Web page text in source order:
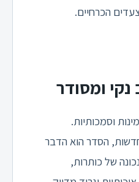
הכרחיים.
ומסודר
וסמכותיות.
הסדר הוא הדבר
של כותרות,